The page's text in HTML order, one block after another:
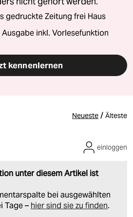
gedruckte Zeitung frei Haus
inkl. Vorlesefunktion
kennenlernen
Neueste / Älteste
unter diesem Artikel ist
bei ausgewählten
Tage – hier sind sie zu finden.
einloggen